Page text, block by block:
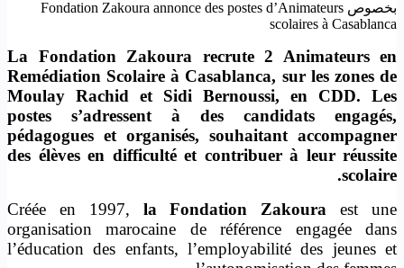
بخصوص Fondation Zakoura annonce des postes d’Animateurs
scolaires à Casablanca
La Fondation Zakoura recrute 2 Animateurs en
Remédiation Scolaire à Casablanca, sur les zones de
Moulay Rachid et Sidi Bernoussi, en CDD. Les
postes s’adressent à des candidats engagés,
pédagogues et organisés, souhaitant accompagner
des élèves en difficulté et contribuer à leur réussite
scolaire.
Créée en 1997, la Fondation Zakoura est une
organisation marocaine de référence engagée dans
l’éducation des enfants, l’employabilité des jeunes et